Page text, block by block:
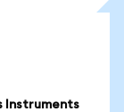
Instruments